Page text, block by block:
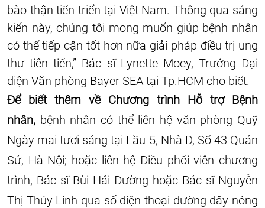
bào thận tiến triển tại Việt Nam. Thông qua sáng
kiến này, chúng tôi mong muốn giúp bệnh nhân
có thể tiếp cận tốt hơn nữa giải pháp điều trị ung
thư tiên tiến,” Bác sĩ Lynette Moey, Trưởng Đại
diện Văn phòng Bayer SEA tại Tp.HCM cho biết.
Để biết thêm về Chương trình Hỗ trợ Bệnh
nhân, bệnh nhân có thể liên hệ văn phòng Quỹ
Ngày mai tươi sáng tại Lầu 5, Nhà D, Số 43 Quán
Sứ, Hà Nội; hoặc liên hệ Điều phối viên chương
trình, Bác sĩ Bùi Hải Đường hoặc Bác sĩ Nguyễn
Thị Thúy Linh qua số điện thoại đường dây nóng